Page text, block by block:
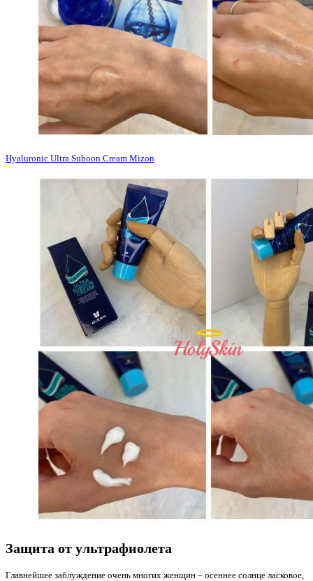
Hyaluronic Ultra Suboon Cream Mizon
Защита от ультрафиолета
Главнейшее заблуждение очень многих женщин – осеннее солнце ласковое,